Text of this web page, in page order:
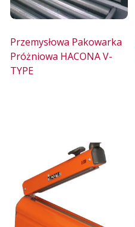
Przemysłowa Pakowarka
Próżniowa HACONA V-
TYPE